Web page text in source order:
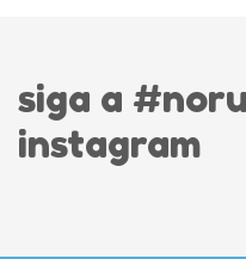
siga a
instagram